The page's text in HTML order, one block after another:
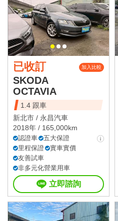
已收訂 加入比較
SKODA
OCTAVIA
1.4 跟車
新北市 / 永昌汽車
2018年 / 165,000km
認證車
五大保證
里程保證
實車實價
友善試車
非多元化營業用車
立即諮詢